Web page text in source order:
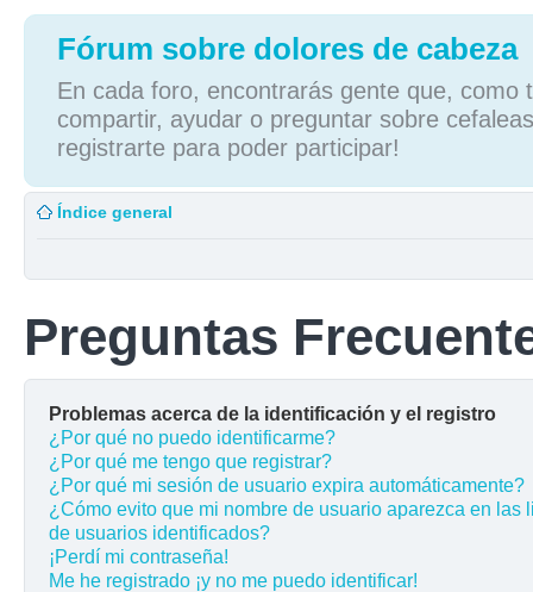
Fórum sobre dolores de cabeza
En cada foro, encontrarás gente que, como
compartir, ayudar o preguntar sobre
registrarte para poder participar!
Índice general
Preguntas
Problemas acerca de la identificación y el registro
¿Por qué no puedo identificarme?
¿Por qué me tengo que registrar?
¿Por qué mi sesión de usuario expira automáticamente?
¿Cómo evito que mi nombre de usuario aparezca en las
de usuarios identificados?
¡Perdí mi contraseña!
Me he registrado ¡y no me puedo identificar!